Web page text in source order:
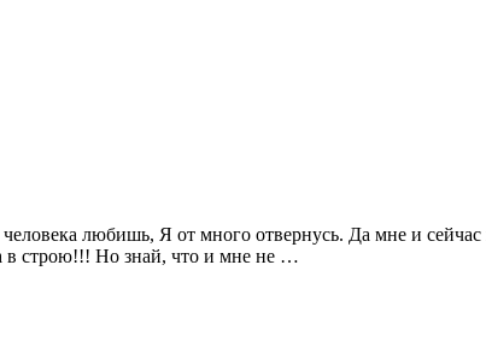
любишь, Я от много отвернусь. Да мне и сейчас
в строю!!! Но знай, что и мне не …